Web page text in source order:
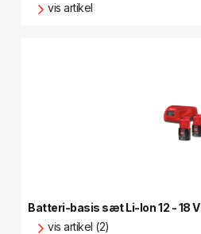
vis artikel
Batteri-basis sæt Li-Ion 12 - 18 V
vis artikel (2)